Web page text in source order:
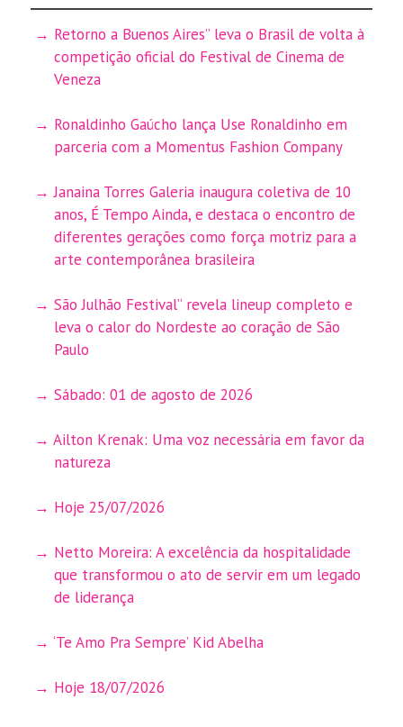
Retorno a Buenos Aires” leva o Brasil de volta à
competição oficial do Festival de Cinema de
Veneza
Ronaldinho Gaúcho lança Use Ronaldinho em
parceria com a Momentus Fashion Company
Janaina Torres Galeria inaugura coletiva de 10
anos, É Tempo Ainda, e destaca o encontro de
diferentes gerações como força motriz para a
arte contemporânea brasileira
São Julhão Festival” revela lineup completo e
leva o calor do Nordeste ao coração de São
Paulo
Sábado: 01 de agosto de 2026
Ailton Krenak: Uma voz necessária em favor da
natureza
Hoje 25/07/2026
Netto Moreira: A excelência da hospitalidade
que transformou o ato de servir em um legado
de liderança
‘Te Amo Pra Sempre’ Kid Abelha
Hoje 18/07/2026